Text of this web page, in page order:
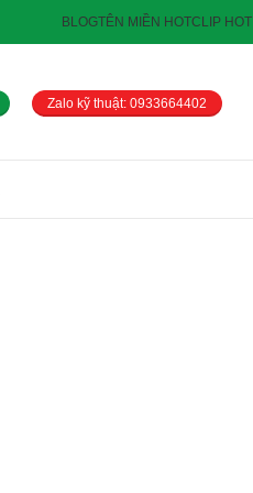
BLOGTÊN MIỀN HOTCLIP HOT
Zalo kỹ thuật: 0933664402